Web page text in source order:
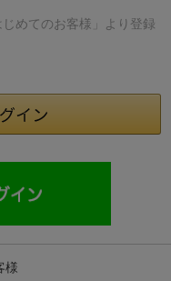
めてのお客様」より登録
様